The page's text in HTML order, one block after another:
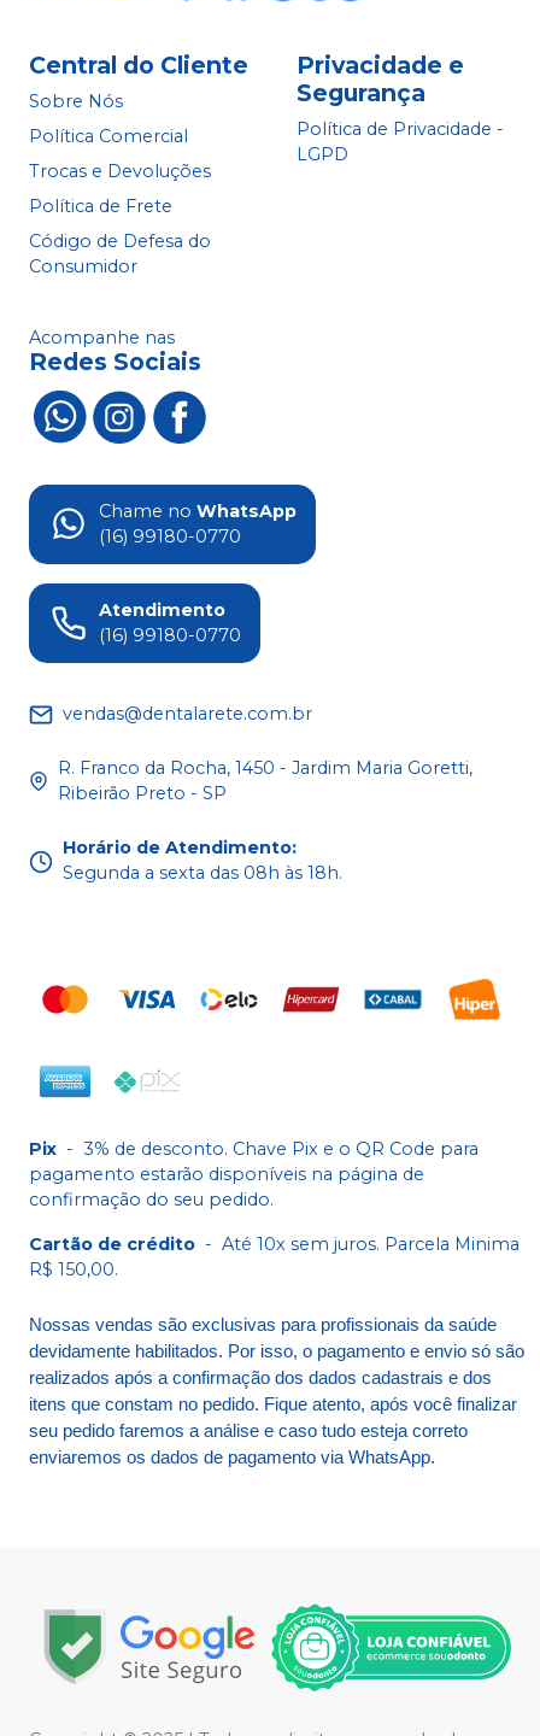
Central do Cliente
Sobre Nós
Política Comercial
Trocas e Devoluções
Política de Frete
Código de Defesa do
Consumidor
Privacidade e
Segurança
Política de Privacidade -
LGPD
Acompanhe nas
Redes Sociais
Chame no WhatsApp
(16) 99180-0770
Atendimento
(16) 99180-0770
vendas@dentalarete.com.br
R. Franco da Rocha, 1450 - Jardim Maria Goretti,
Ribeirão Preto - SP
Horário de Atendimento:
Segunda a sexta das 08h às 18h.
Pix - 3% de desconto. Chave Pix e o QR Code para
pagamento estarão disponíveis na página de
confirmação do seu pedido.
Cartão de crédito - Até 10x sem juros. Parcela Minima
R$ 150,00.
Nossas vendas são exclusivas para profissionais da saúde
devidamente habilitados. Por isso, o pagamento e envio só são
realizados após a confirmação dos dados cadastrais e dos
itens que constam no pedido. Fique atento, após você finalizar
seu pedido faremos a análise e caso tudo esteja correto
enviaremos os dados de pagamento via WhatsApp.